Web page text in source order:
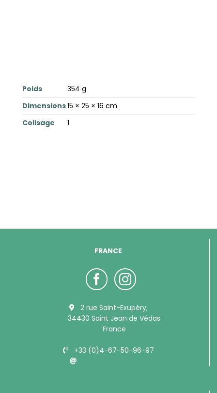
Poids
354 g
Dimensions15 × 25 × 16 cm
Colisage
1
FRANCE
2 rue Saint-Exupéry,
34430 Saint Jean de Védas
France
+33 (0)4-67-50-96-97